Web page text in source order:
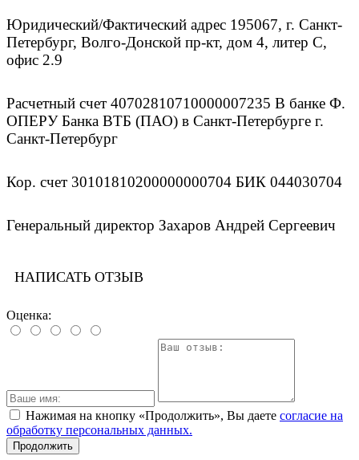
Юридический/Фактический адрес 195067, г. Санкт-
Петербург, Волго-Донской пр-кт, дом 4, литер С,
офис 2.9
Расчетный счет 40702810710000007235 В банке Ф.
ОПЕРУ Банка ВТБ (ПАО) в Санкт-Петербурге г.
Санкт-Петербург
Кор. счет 30101810200000000704 БИК 044030704
Генеральный директор Захаров Андрей Сергеевич
НАПИСАТЬ ОТЗЫВ
Оценка:
Нажимая на кнопку «Продолжить», Вы даете согласие на
обработку персональных данных.
Продолжить